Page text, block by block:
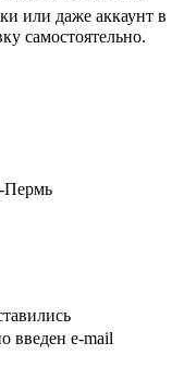
или даже аккаунт в
самостоятельно.⠀
Пермь
введен e-mail